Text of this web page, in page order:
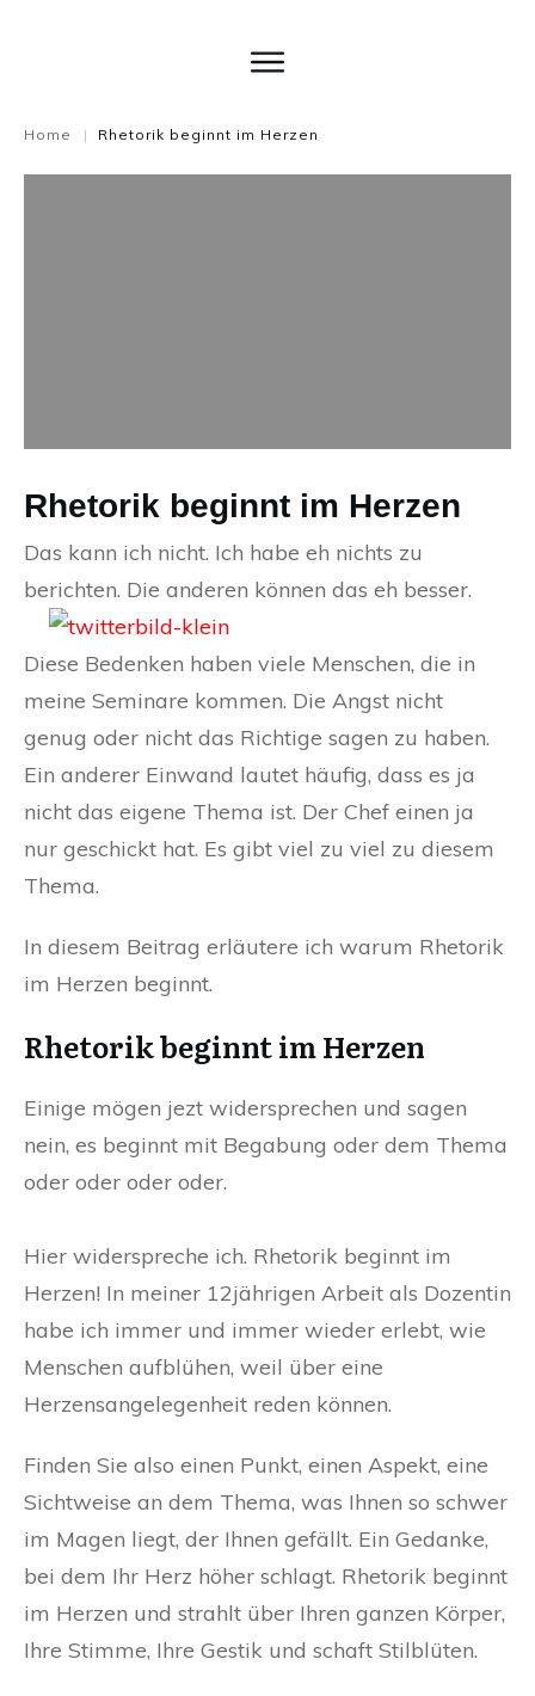
Home | Rhetorik beginnt im Herzen
Rhetorik beginnt im Herzen
Das kann ich nicht. Ich habe eh nichts zu
berichten. Die anderen können das eh besser.
Diese Bedenken haben viele Menschen, die in
meine Seminare kommen. Die Angst nicht
genug oder nicht das Richtige sagen zu haben.
Ein anderer Einwand lautet häufig, dass es ja
nicht das eigene Thema ist. Der Chef einen ja
nur geschickt hat. Es gibt viel zu viel zu diesem
Thema.
In diesem Beitrag erläutere ich warum Rhetorik
im Herzen beginnt.
Rhetorik beginnt im Herzen
Einige mögen jezt widersprechen und sagen
nein, es beginnt mit Begabung oder dem Thema
oder oder oder oder.
Hier widerspreche ich. Rhetorik beginnt im
Herzen! In meiner 12jährigen Arbeit als Dozentin
habe ich immer und immer wieder erlebt, wie
Menschen aufblühen, weil über eine
Herzensangelegenheit reden können.
Finden Sie also einen Punkt, einen Aspekt, eine
Sichtweise an dem Thema, was Ihnen so schwer
im Magen liegt, der Ihnen gefällt. Ein Gedanke,
bei dem Ihr Herz höher schlagt. Rhetorik beginnt
im Herzen und strahlt über Ihren ganzen Körper,
Ihre Stimme, Ihre Gestik und schaft Stilblüten.